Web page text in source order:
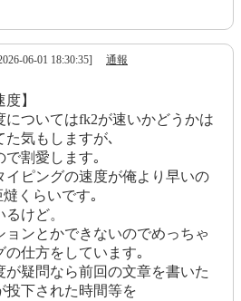
06-01 18:30:35] 通報
】
についてはfk2が速いかどうかは
気もしますが､
割愛します｡
イピングの速度が俺より早いの
くらいです｡
けど。
ョンとかできないのでめっちゃ
の仕方をしています｡
が疑問なら前回の文章を書いた
投下された時間等を